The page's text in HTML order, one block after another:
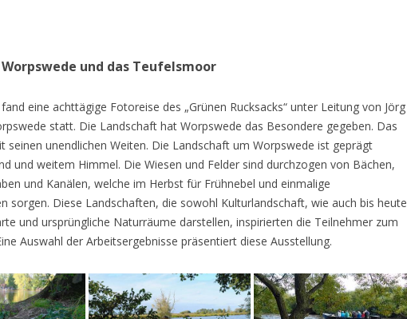
und das Teufelsmoor
eine achttägige Fotoreise des „Grünen Rucksacks“ unter Leitung von Jörg
statt. Die Landschaft hat Worpswede das Besondere gegeben. Das
seinen unendlichen Weiten. Die Landschaft um Worpswede ist geprägt
und weitem Himmel. Die Wiesen und Felder sind durchzogen von Bächen,
und Kanälen, welche im Herbst für Frühnebel und einmalige
sorgen. Diese Landschaften, die sowohl Kulturlandschaft, wie auch bis heute
und ursprüngliche Naturräume darstellen, inspirierten die Teilnehmer zum
Auswahl der Arbeitsergebnisse präsentiert diese Ausstellung.